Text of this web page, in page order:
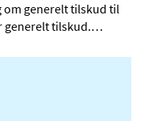
om generelt tilskud til
generelt tilskud.…